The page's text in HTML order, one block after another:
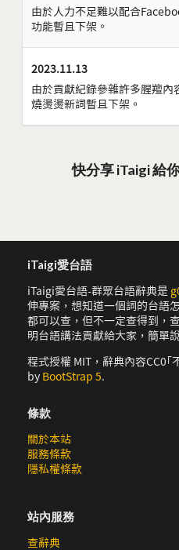
由於人力不足難以配合
功能暫且下架。
2023.11.13
由於貢獻紀錄參雜許多腥羶內
燒燙燙新詞暫且下架。
快分享 iTaigi 給
iTaigi愛台語
iTaigi愛台語-群眾台語辭典是
伸專案，想知道一個詞的台語
都可以查，但不一定查得到，
明台語講法貢獻給大家，簡單
程式授權 MIT，辭典內容CC0
by BootStrap 5.
條款
關於本站
服務條款
隱私權條款
站內服務
查辭典